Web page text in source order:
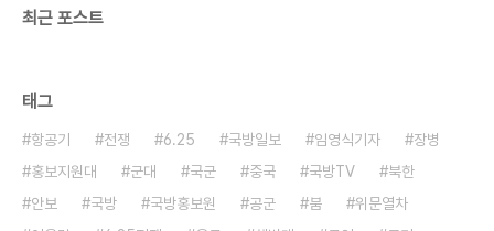
최근 포스트
태그
항공기 전쟁 6.25 국방일보 임영식기자
장병
홍보지원대
군대 국군 중국 국방TV
북한
안보
국방 국방홍보원 공군 붐
위문열차